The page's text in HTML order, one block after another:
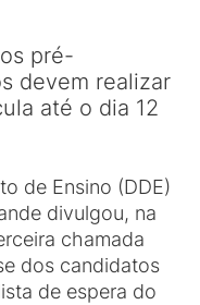
pré-
devem realizar
até o dia 12
de Ensino (DDE)
divulgou, na
chamada
dos candidatos
de espera do